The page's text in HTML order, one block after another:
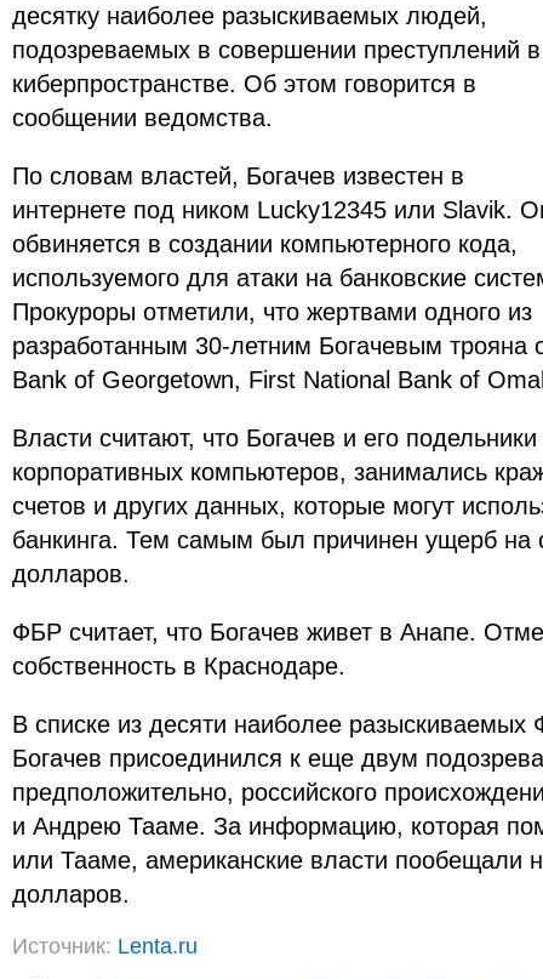
десятку наиболее разыскиваемых людей,
подозреваемых в совершении преступлений в
киберпространстве. Об этом говорится в
сообщении ведомства.
По словам властей, Богачев известен в
интернете под ником Lucky12345 или Slavik.
обвиняется в создании компьютерного кода,
используемого для атаки на банковские
Прокуроры отметили, что жертвами одного из
разработанным 30-летним Богачевым трояна
Bank of Georgetown, First National Bank of
Власти считают, что Богачев и его
корпоративных компьютеров, занимались
счетов и других данных, которые могут
банкинга. Тем самым был причинен ущерб на
долларов.
ФБР считает, что Богачев живет в Анапе.
собственность в Краснодаре.
В списке из десяти наиболее разыскиваемых
Богачев присоединился к еще двум
предположительно, российского
и Андрею Тааме. За информацию, которая
или Тааме, американские власти пообещали
долларов.
Источник: Lenta.ru